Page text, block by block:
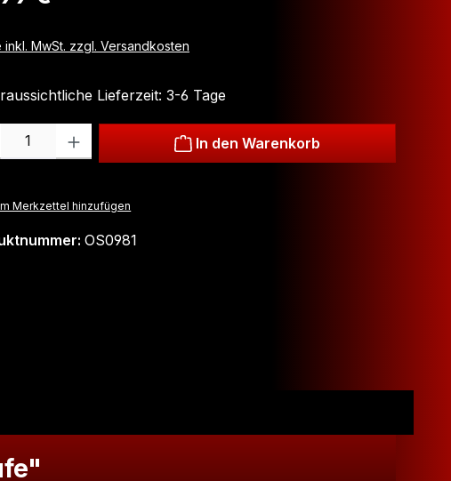
inkl. MwSt. zzgl. Versandkosten
Lieferzeit: 3-6 Tage
Anzahl: Gib den gewünschten Wert ein oder benutze die Schaltflächen
In den Warenkorb
Merkzettel hinzufügen
OS0981